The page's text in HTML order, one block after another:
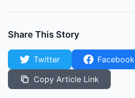
Share This Story
Twitter
Facebook
Copy Article Link